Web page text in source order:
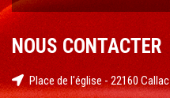
NOUS CONTACTER
Place de l'église - 22160 Callac